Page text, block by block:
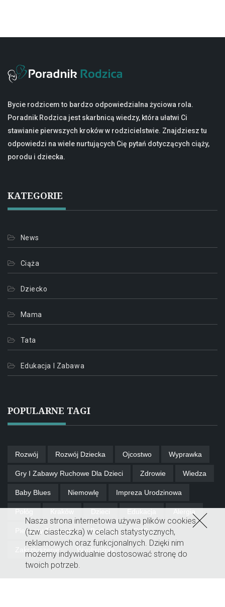
Bycie rodzicem to bardzo odpowiedzialna życiowa rola.
Poradnik Rodzica jest skarbnicą wiedzy, która ułatwi Ci
stawianie pierwszych kroków w rodzicielstwie. Znajdziesz tu
odpowiedzi na wiele nurtujących Cię pytań dotyczących ciąży,
porodu i dziecka.
KATEGORIE
News
Ciąża
Dziecko
Mama
Tata
Edukacja I Zabawa
POPULARNE TAGI
Rozwój Rozwój Dziecka Ojcostwo Wyprawka
Gry I Zabawy Ruchowe Dla Dzieci Zdrowie Wiedza
Baby Blues Niemowlę Impreza Urodzinowa
Pierwszy Trymestr Badania RKO
Zakrztuszenie Wyobraźnia
Nasza strona internetowa używa plików cookies
(tzw. ciasteczka) w celach statystycznych,
reklamowych oraz funkcjonalnych. Dzięki nim
możemy indywidualnie dostosować stronę do
twoich potrzeb.